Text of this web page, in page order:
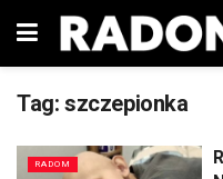
Tag: szczepionka
RADOM